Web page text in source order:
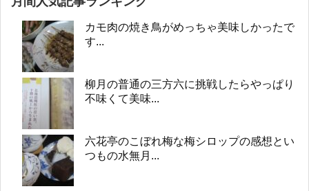
カモ肉の焼き鳥がめっちゃ美味しかったで
す...
柳月の普通の三方六に挑戦したらやっぱり
不味くて美味...
六花亭のこぼれ梅な梅シロップの感想とい
つもの水無月...